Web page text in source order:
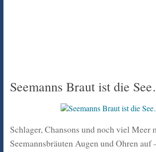
Seemanns Braut ist die
Schlager, Chansons und noch viel Meer
Seemannsbräuten Augen und Ohren auf